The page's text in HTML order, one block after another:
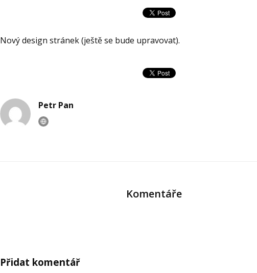
Nový design stránek (ještě se bude upravovat).
Petr Pan
Komentáře
Přidat komentář